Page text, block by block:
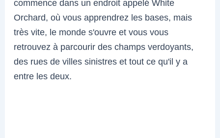
commence dans un endroit appelé White
Orchard, où vous apprendrez les bases, mais
très vite, le monde s'ouvre et vous vous
retrouvez à parcourir des champs verdoyants,
des rues de villes sinistres et tout ce qu'il y a
entre les deux.